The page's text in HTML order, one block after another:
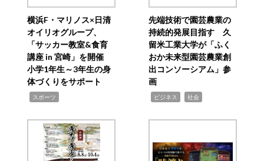
横浜F・マリノス×日清
オイリオグループ、
「サッカー教室&食育
講座 in 宮崎」を開催
小学1年生～3年生の身
体づくりをサポート
スポーツ
先端技術で園芸農業の
持続的発展目指す 久
留米工業大学が「ふく
おか未来型園芸農業創
出コンソーシアム」参
画
ビジネス 社会